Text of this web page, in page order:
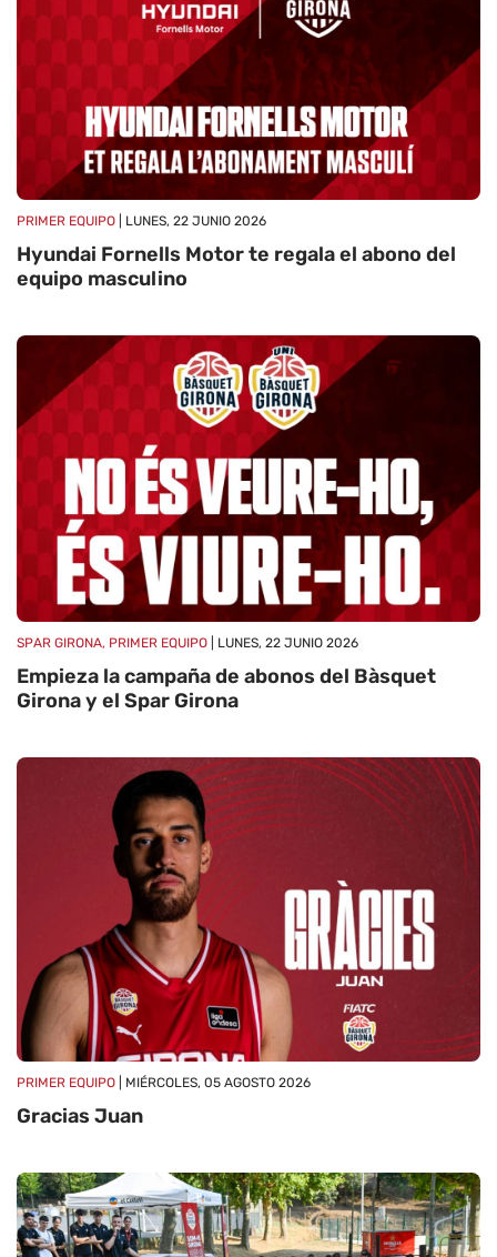
PRIMER EQUIPO | LUNES, 22 JUNIO 2026
Hyundai Fornells Motor te regala el abono del
equipo masculino
SPAR GIRONA, PRIMER EQUIPO | LUNES, 22 JUNIO 2026
Empieza la campaña de abonos del Bàsquet
Girona y el Spar Girona
PRIMER EQUIPO | MIÉRCOLES, 05 AGOSTO 2026
Gracias Juan